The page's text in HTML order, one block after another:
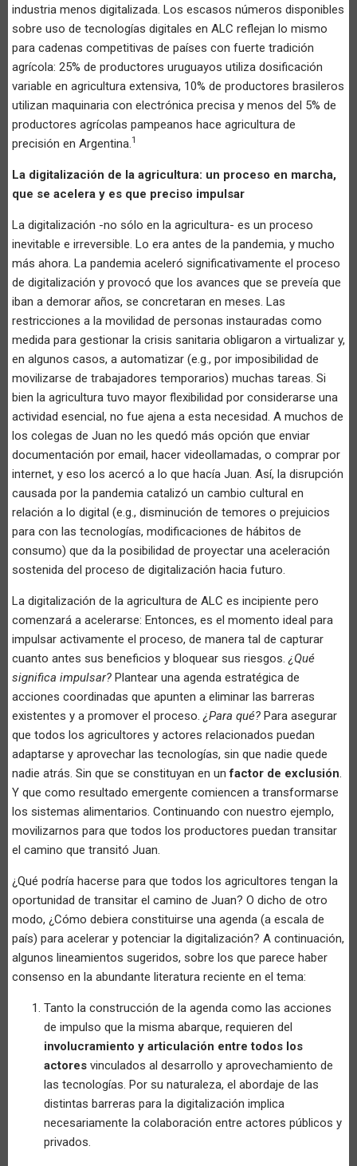
industria menos digitalizada. Los escasos números disponibles
sobre uso de tecnologías digitales en ALC reflejan lo mismo
para cadenas competitivas de países con fuerte tradición
agrícola: 25% de productores uruguayos utiliza dosificación
variable en agricultura extensiva, 10% de productores brasileros
utilizan maquinaria con electrónica precisa y menos del 5% de
productores agrícolas pampeanos hace agricultura de
precisión en Argentina.1
La digitalización de la agricultura: un proceso en marcha,
que se acelera y es que preciso impulsar
La digitalización -no sólo en la agricultura- es un proceso
inevitable e irreversible. Lo era antes de la pandemia, y mucho
más ahora. La pandemia aceleró significativamente el proceso
de digitalización y provocó que los avances que se preveía que
iban a demorar años, se concretaran en meses. Las
restricciones a la movilidad de personas instauradas como
medida para gestionar la crisis sanitaria obligaron a virtualizar y,
en algunos casos, a automatizar (e.g., por imposibilidad de
movilizarse de trabajadores temporarios) muchas tareas. Si
bien la agricultura tuvo mayor flexibilidad por considerarse una
actividad esencial, no fue ajena a esta necesidad. A muchos de
los colegas de Juan no les quedó más opción que enviar
documentación por email, hacer videollamadas, o comprar por
internet, y eso los acercó a lo que hacía Juan. Así, la disrupción
causada por la pandemia catalizó un cambio cultural en
relación a lo digital (e.g., disminución de temores o prejuicios
para con las tecnologías, modificaciones de hábitos de
consumo) que da la posibilidad de proyectar una aceleración
sostenida del proceso de digitalización hacia futuro.
La digitalización de la agricultura de ALC es incipiente pero
comenzará a acelerarse: Entonces, es el momento ideal para
impulsar activamente el proceso, de manera tal de capturar
cuanto antes sus beneficios y bloquear sus riesgos. ¿Qué
significa impulsar? Plantear una agenda estratégica de
acciones coordinadas que apunten a eliminar las barreras
existentes y a promover el proceso.¿Para qué? Para asegurar
que todos los agricultores y actores relacionados puedan
adaptarse y aprovechar las tecnologías, sin que nadie quede
nadie atrás. Sin que se constituyan en un factor de exclusión.
Y que como resultado emergente comiencen a transformarse
los sistemas alimentarios. Continuando con nuestro ejemplo,
movilizarnos para que todos los productores puedan transitar
el camino que transitó Juan.
¿Qué podría hacerse para que todos los agricultores tengan la
oportunidad de transitar el camino de Juan? O dicho de otro
modo, ¿Cómo debiera constituirse una agenda (a escala de
país) para acelerar y potenciar la digitalización? A continuación,
algunos lineamientos sugeridos, sobre los que parece haber
consenso en la abundante literatura reciente en el tema:
Tanto la construcción de la agenda como las acciones
de impulso que la misma abarque, requieren del
involucramiento y articulación entre todos los
actores vinculados al desarrollo y aprovechamiento de
las tecnologías. Por su naturaleza, el abordaje de las
distintas barreras para la digitalización implica
necesariamente la colaboración entre actores públicos y
privados.